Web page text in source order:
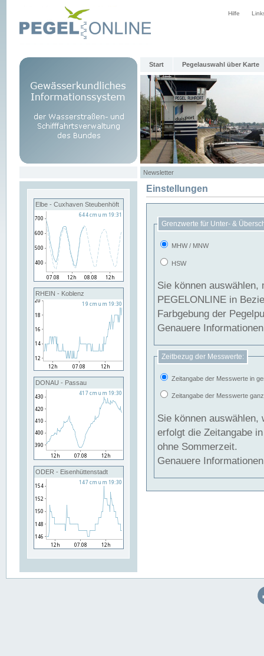
Hilfe
Start Pegelauswahl über Karte
Newsletter
Elbe - Cuxhaven Steubenhöft
RHEIN - Koblenz
DONAU - Passau
ODER - Eisenhüttenstadt
Einstellungen
Grenzwerte für Unter- &
MHW / MNW
HSW
Sie können
PEGELONLINE in Beziehung
Farbgebung der
Genauere
Zeitbezug der Messwerte:
Zeitangabe der Messwerte in
Zeitangabe der Messwerte
Sie können auswählen,
erfolgt die Zeitangabe
ohne Sommerzeit.
Genauere